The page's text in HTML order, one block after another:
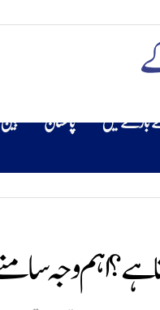
بارے میں پاکستان بین
اہم وجہ